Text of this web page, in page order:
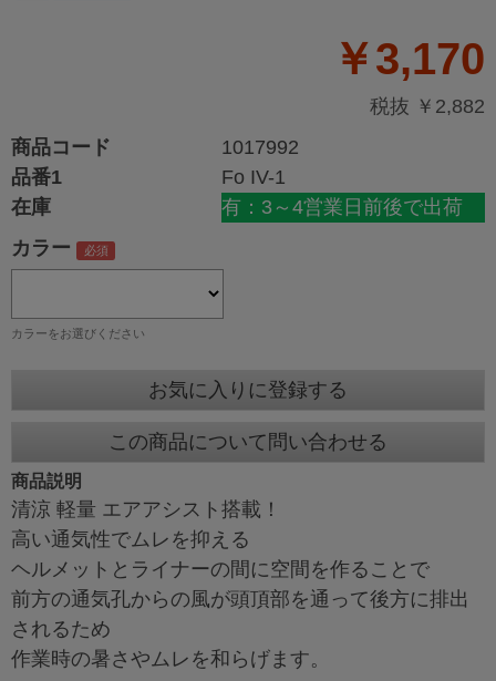
￥3,170
税抜 ￥2,882
商品コード
1017992
品番1
Fo IV-1
在庫
有：3～4営業日前後で出荷
カラー
カラーをお選びください
お気に入りに登録する
この商品について問い合わせる
商品説明
清涼 軽量 エアアシスト搭載！
高い通気性でムレを抑える
ヘルメットとライナーの間に空間を作ることで
前方の通気孔からの風が頭頂部を通って後方に排出
されるため
作業時の暑さやムレを和らげます。